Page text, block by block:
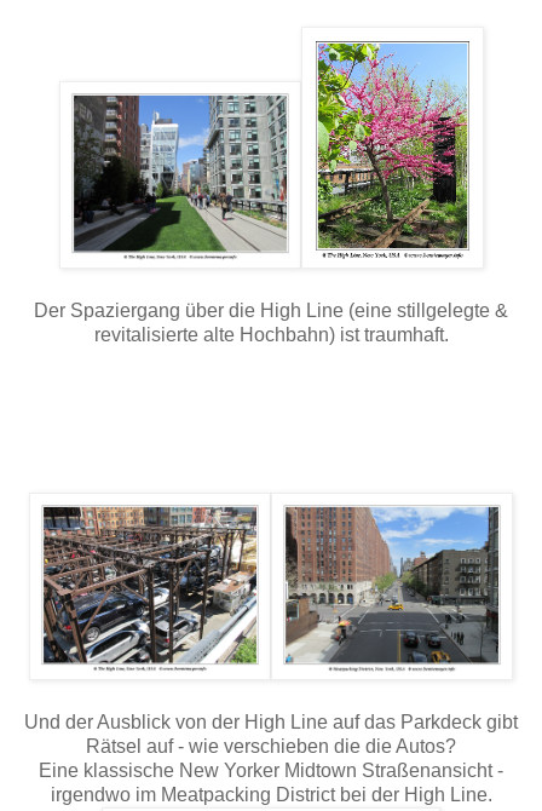
Der Spaziergang über die High Line (eine stillgelegte &
revitalisierte alte Hochbahn) ist traumhaft.
Und der Ausblick von der High Line auf das Parkdeck gibt
Rätsel auf - wie verschieben die die Autos?
Eine klassische New Yorker Midtown Straßenansicht -
irgendwo im Meatpacking District bei der High Line.